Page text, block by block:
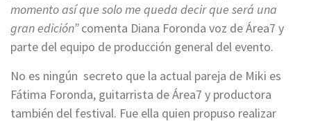
momento así que solo me queda decir que será una
gran edición”comenta Diana Foronda voz de Área7 y
parte del equipo de producción general del evento.
No es ningún secreto que la actual pareja de Miki es
Fátima Foronda, guitarrista de Área7 y productora
también del festival. Fue ella quien propuso realizar